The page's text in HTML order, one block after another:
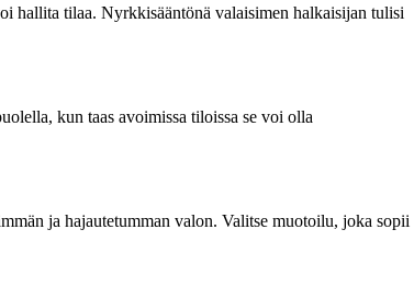
hallita tilaa. Nyrkkisääntönä valaisimen halkaisijan tulisi
kun taas avoimissa tiloissa se voi olla
ja hajautetumman valon. Valitse muotoilu, joka sopii